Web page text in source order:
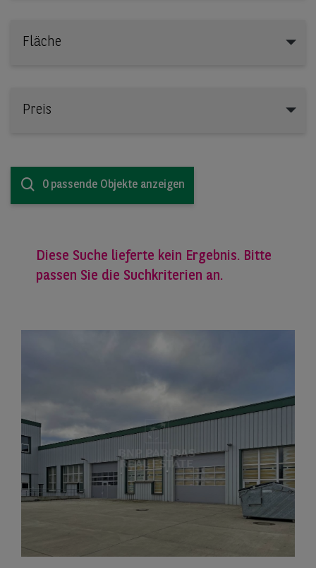
Fläche
Preis
0 passende Objekte anzeigen
Diese Suche lieferte kein Ergebnis. Bitte
passen Sie die Suchkriterien an.